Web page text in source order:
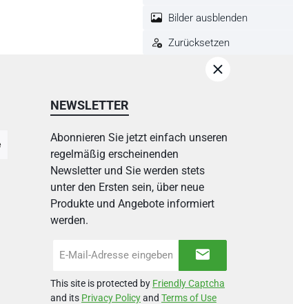
NEWSLETTER
Abonnieren Sie jetzt einfach unseren
regelmäßig erscheinenden
Newsletter und Sie werden stets
unter den Ersten sein, über neue
Produkte und Angebote informiert
werden.
Mail-
*
This site is protected by Friendly Captcha
and its Privacy Policyand Terms of Use
Bilder ausblenden
Zurücksetzen